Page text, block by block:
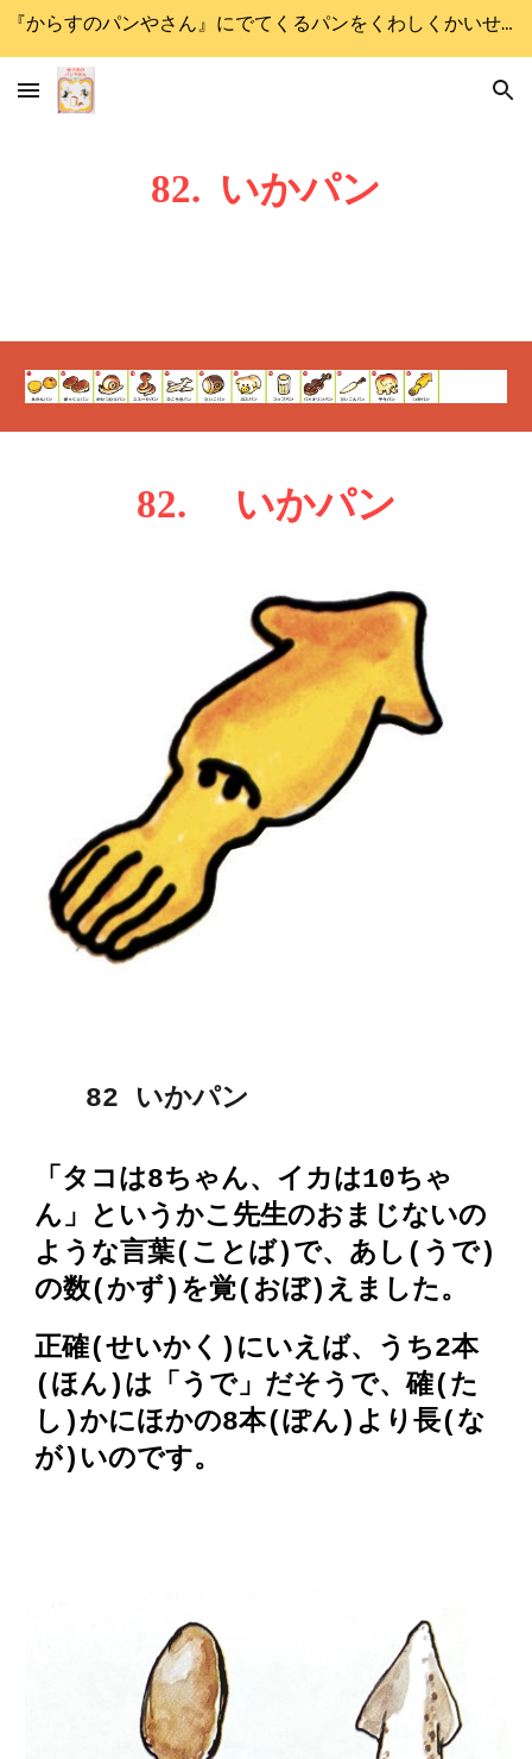
『からすのパンやさん』にでてくるパンをくわしくかいせつします
82. いかパン
82. いかパン
82 いかパン
「タコは8ちゃん、イカは10ちゃ
ん」というかこ先生のおまじないの
ような言葉(ことば)で、あし(うで)
の数(かず)を覚(おぼ)えました。
正確(せいかく)にいえば、うち2本
(ほん)は「うで」だそうで、確(た
し)かにほかの8本(ぽん)より長(な
が)いのです。